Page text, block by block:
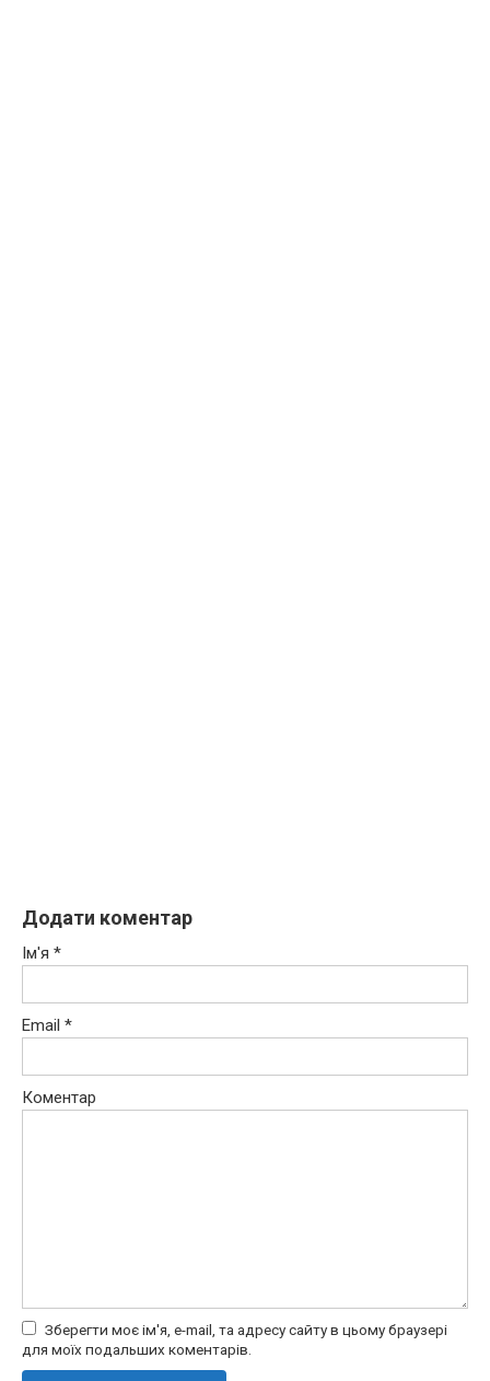
Додати коментар
Ім'я *
Email *
Коментар
Зберегти моє ім'я, e-mail, та адресу сайту в цьому браузері
для моїх подальших коментарів.